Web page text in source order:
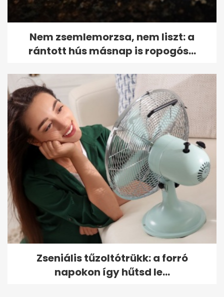
Nem zsemlemorzsa, nem liszt: a
rántott hús másnap is ropogós...
Zseniális tűzoltótrükk: a forró
napokon így hűtsd le...